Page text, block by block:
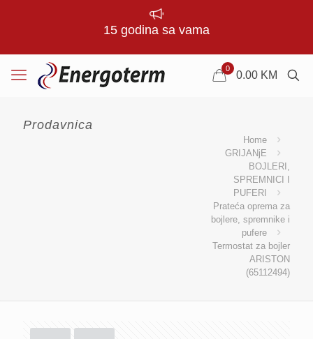
15 godina sa vama
0
0.00 KM
Prodavnica
Home
GRIJANjE
BOJLERI,
SPREMNICI I
PUFERI
Prateća oprema za
bojlere, spremnike i
pufere
Termostat za bojler
ARISTON
(65112494)